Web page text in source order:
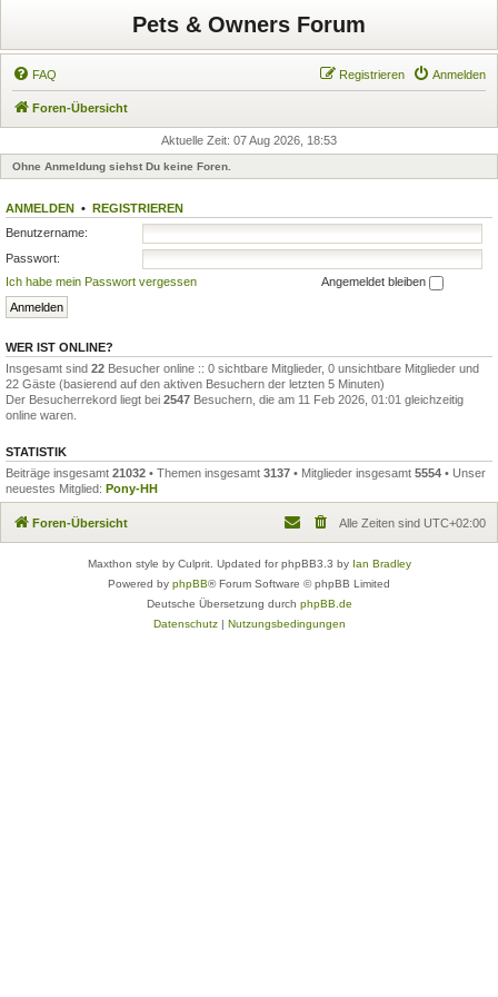
Pets & Owners Forum
FAQ Anmelden
Registrieren
Foren-Übersicht
Aktuelle Zeit: 07 Aug 2026, 18:53
Ohne Anmeldung siehst Du keine Foren.
ANMELDEN • REGISTRIEREN
Benutzername:
Passwort:
Ich habe mein Passwort vergessen
Angemeldet bleiben
WER IST ONLINE?
Insgesamt sind 22 Besucher online :: 0 sichtbare Mitglieder, 0 unsichtbare Mitglieder und
22 Gäste (basierend auf den aktiven Besuchern der letzten 5 Minuten)
Der Besucherrekord liegt bei 2547 Besuchern, die am 11 Feb 2026, 01:01 gleichzeitig
online waren.
STATISTIK
Beiträge insgesamt 21032 • Themen insgesamt 3137 • Mitglieder insgesamt 5554 • Unser
neuestes Mitglied: Pony-HH
Foren-Übersicht Alle Zeiten sind UTC+02:00
Maxthon style by Culprit. Updated for phpBB3.3 by Ian Bradley
Powered by phpBB® Forum Software © phpBB Limited
Deutsche Übersetzung durch phpBB.de
Datenschutz| Nutzungsbedingungen